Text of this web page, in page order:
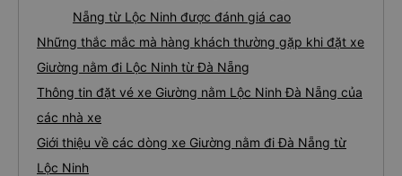
Nẵng từ Lộc Ninh được đánh giá cao
Những thắc mắc mà hàng khách thường gặp khi đặt xe
Giường nằm đi Lộc Ninh từ Đà Nẵng
Thông tin đặt vé xe Giường nằm Lộc Ninh Đà Nẵng của
các nhà xe
Giới thiệu về các dòng xe Giường nằm đi Đà Nẵng từ
Lộc Ninh